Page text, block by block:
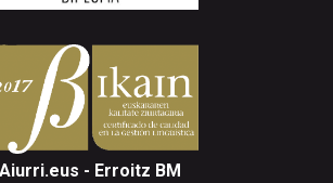
Aiurri.eus - Erroitz BM